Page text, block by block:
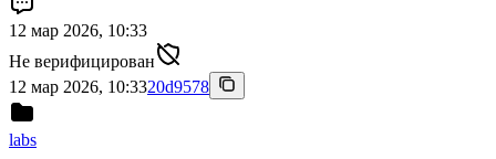
12 мар 2026, 10:33
Не верифицирован
12 мар 2026, 10:3320d9578
labs